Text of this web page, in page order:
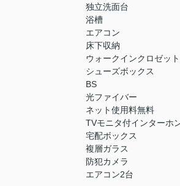
独立洗面台
浴槽
エアコン
床下収納
ウォークインクロゼット
シューズボックス
BS
光ファイバー
ネット使用料無料
TVモニタ付インターホ
宅配ボックス
複層ガラス
防犯カメラ
エアコン2台